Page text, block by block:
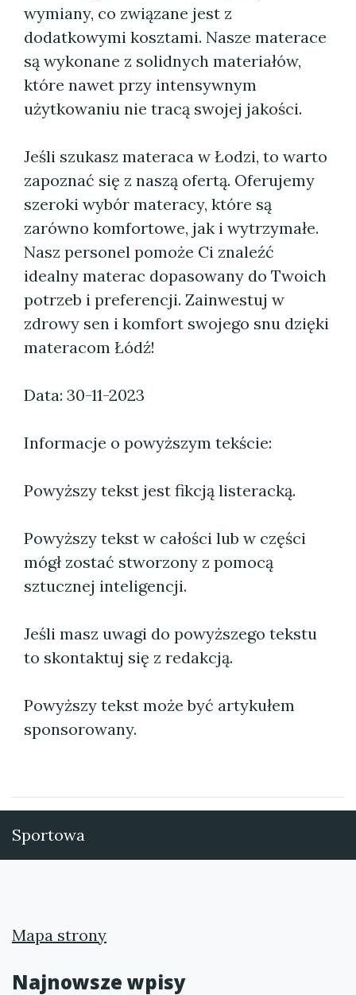
wymiany, co związane jest z
dodatkowymi kosztami. Nasze materace
są wykonane z solidnych materiałów,
które nawet przy intensywnym
użytkowaniu nie tracą swojej jakości.
Jeśli szukasz materaca w Łodzi, to warto
zapoznać się z naszą ofertą. Oferujemy
szeroki wybór materacy, które są
zarówno komfortowe, jak i wytrzymałe.
Nasz personel pomoże Ci znaleźć
idealny materac dopasowany do Twoich
potrzeb i preferencji. Zainwestuj w
zdrowy sen i komfort swojego snu dzięki
materacom Łódź!
Data: 30-11-2023
Informacje o powyższym tekście:
Powyższy tekst jest fikcją listeracką.
Powyższy tekst w całości lub w części
mógł zostać stworzony z pomocą
sztucznej inteligencji.
Jeśli masz uwagi do powyższego tekstu
to skontaktuj się z redakcją.
Powyższy tekst może być artykułem
sponsorowany.
Sportowa
Mapa strony
Najnowsze wpisy